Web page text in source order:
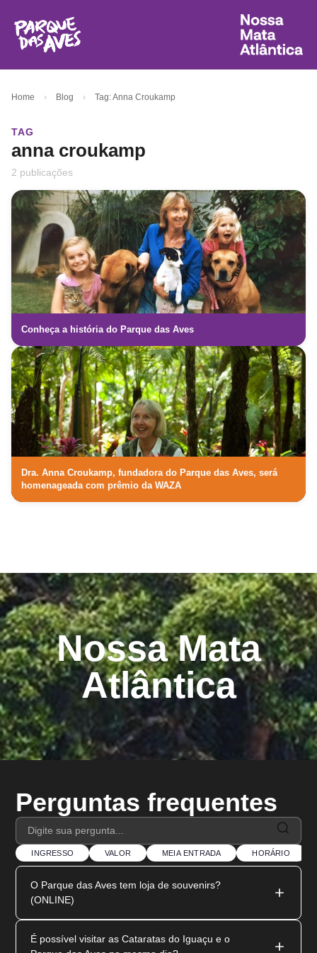
Home › Blog › Tag: Anna Croukamp
TAG
anna croukamp
2 publicações
Conheça a história do Parque das Aves
Dra. Anna Croukamp, fundadora do Parque das Aves, será
homenageada com prêmio da WAZA
Nossa Mata
Atlântica
Perguntas frequentes
INGRESSO VALOR MEIA ENTRADA HORÁRIO
O Parque das Aves tem loja de souvenirs?
(ONLINE)
exclusivamente em nossas lojas físicas, localizadas na
É possível visitar as Cataratas do Iguaçu e o